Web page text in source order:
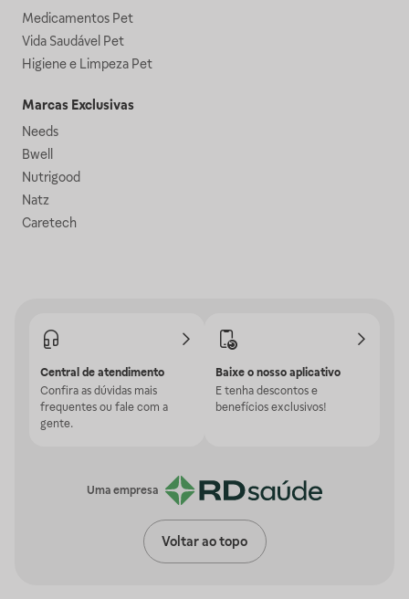
Medicamentos Pet
Vida Saudável Pet
Higiene e Limpeza Pet
Marcas Exclusivas
Needs
Bwell
Nutrigood
Natz
Caretech
Central de atendimento
Confira as dúvidas mais
frequentes ou fale com a
gente.
Baixe o nosso aplicativo
E tenha descontos e
benefícios exclusivos!
Uma empresa
Voltar ao topo